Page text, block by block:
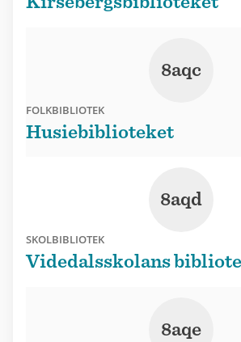
8aqc
FOLKBIBLIOTEK
Husiebiblioteket
8aqd
SKOLBIBLIOTEK
Videdalsskolans
8aqe